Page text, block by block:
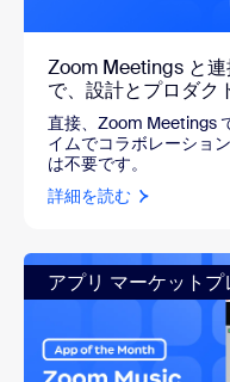
Zoom Meetings と
で、設計とプロダク
直接、Zoom Meetings
イムでコラボレーショ
は不要です。
詳細を読む
アプリ マーケットプ